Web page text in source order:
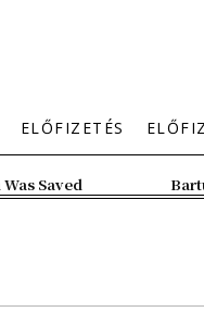
ELŐFIZETÉS
Saved